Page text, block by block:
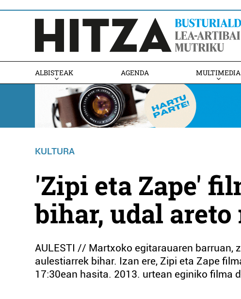
ALBISTEAK AGENDA MULTIMEDIA
KULTURA
'Zipi eta Zape'
bihar, udal
AULESTI // Martxoko egitarauaren barruan,
aulestiarrek bihar. Izan ere, Zipi eta Zape
17:30ean hasita. 2013. urtean eginiko filma